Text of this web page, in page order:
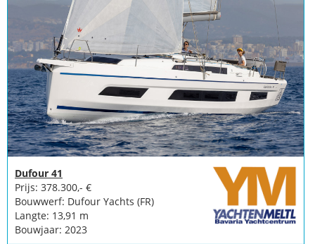
Dufour 41
Prijs: 378.300,- €
Bouwwerf: Dufour Yachts (FR)
Langte: 13,91 m
Bouwjaar: 2023